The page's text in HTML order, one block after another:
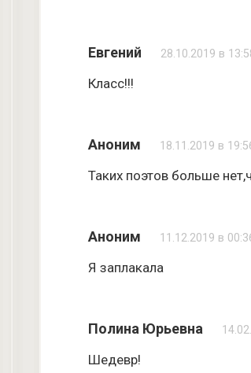
Евгений 28.10.2019 в
Класс!!!
Аноним 18.11.2019 в
Таких поэтов больше
Аноним 11.12.2019 в
Я заплакала
Полина Юрьевна
Шедевр!